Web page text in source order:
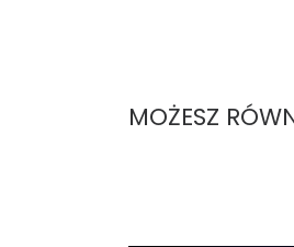
MOŻESZ